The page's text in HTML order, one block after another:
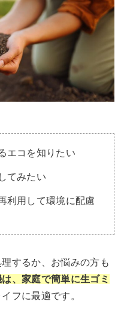
エコを知りたい
てみたい
利用して環境に配慮
するか、お悩みの方も
、家庭で簡単に生ゴミ
フに最適です。